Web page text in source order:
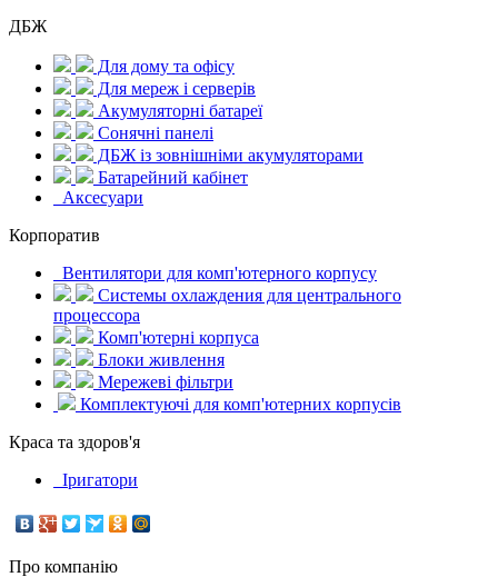
ДБЖ
Для дому та офісу
Для мереж і серверів
Акумуляторні батареї
Сонячні панелі
ДБЖ із зовнішніми акумуляторами
Батарейний кабінет
Аксесуари
Корпоратив
Вентилятори для комп'ютерного корпусу
Системы охлаждения для центрального
процессора
Комп'ютерні корпуса
Блоки живлення
Мережеві фільтри
Комплектуючі для комп'ютерних корпусів
Краса та здоров'я
Іригатори
Про компанію